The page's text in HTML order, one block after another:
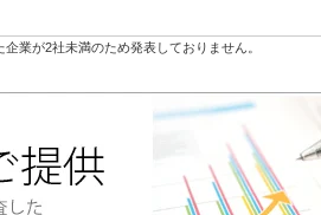
業が2社未満のため発表しておりません。